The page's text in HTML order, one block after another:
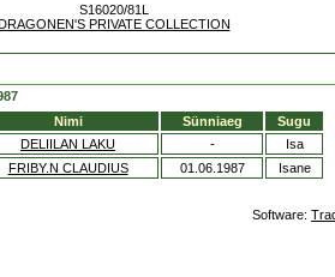
S16020/81L
PRIVATE COLLECTION
Nimi Sünniaeg
Sugu
DELIILAN LAKU -
Isa
FRIBY.N CLAUDIUS 01.06.1987 Isane
Software: